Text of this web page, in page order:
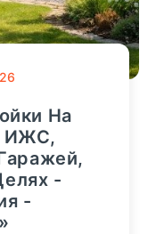
за год
темпы
спрос
107
На
ИЖС,
-
-